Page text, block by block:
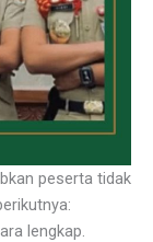
peserta tidak
lengkap.